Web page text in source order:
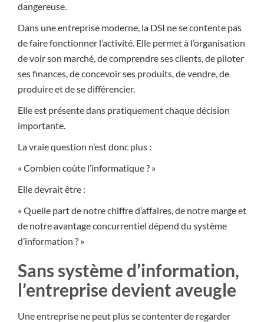
dangereuse.
Dans une entreprise moderne, la DSI ne se contente pas
de faire fonctionner l’activité. Elle permet à l’organisation
de voir son marché, de comprendre ses clients, de piloter
ses finances, de concevoir ses produits, de vendre, de
produire et de se différencier.
Elle est présente dans pratiquement chaque décision
importante.
La vraie question n’est donc plus :
« Combien coûte l’informatique ? »
Elle devrait être :
« Quelle part de notre chiffre d’affaires, de notre marge et
de notre avantage concurrentiel dépend du système
d’information ? »
Sans système d’information,
l’entreprise devient aveugle
Une entreprise ne peut plus se contenter de regarder